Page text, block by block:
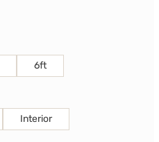
6ft
Interior